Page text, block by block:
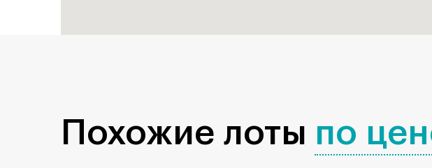
Похожие лоты по